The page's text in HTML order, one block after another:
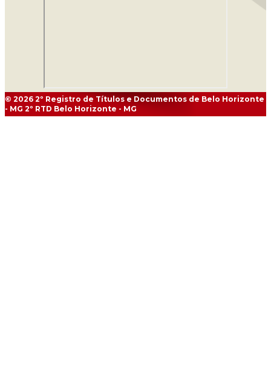
© 2026 2º Registro de Títulos e Documentos de Belo Horizonte
- MG 2º RTD Belo Horizonte - MG